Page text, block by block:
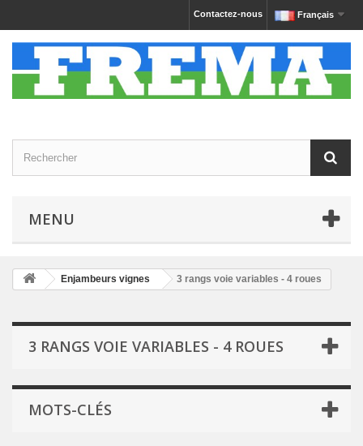
Français
Contactez-nous
MENU
Enjambeurs vignes 3 rangs voie variables - 4 roues
3 RANGS VOIE VARIABLES - 4 ROUES
MOTS-CLÉS